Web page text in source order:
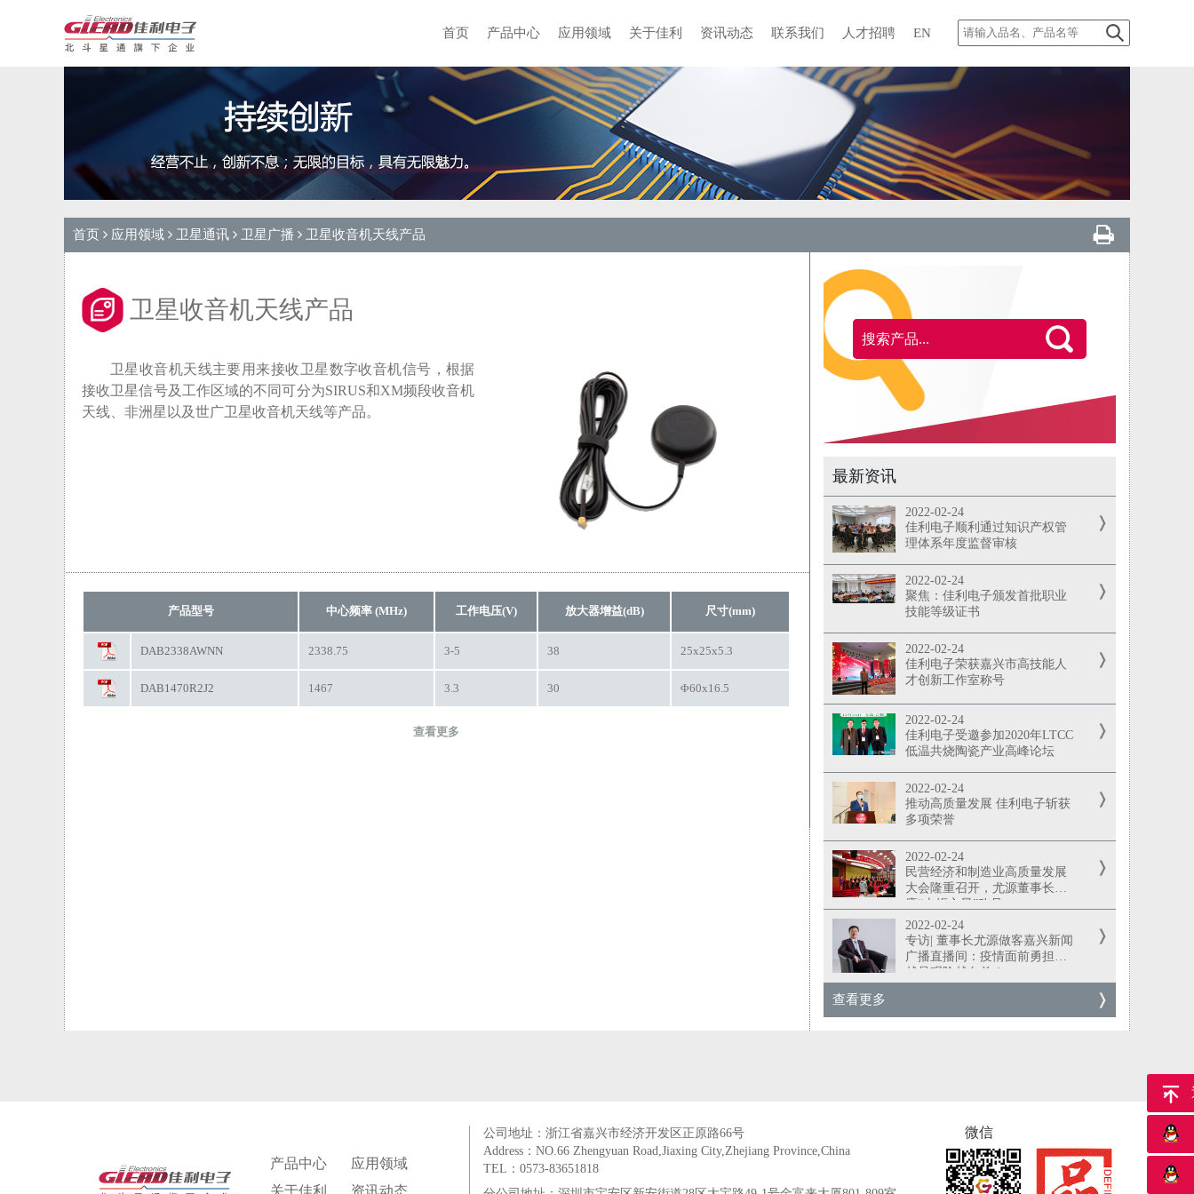
首页 产品中心 应用领域 关于佳利 资讯动态 联系我们 人才招聘 EN
首页 应用领域 卫星通讯 卫星广播 卫星收音机天线产品
卫星收音机天线产品
卫星收音机天线主要用来接收卫星数字收音机信号，根据
接收卫星信号及工作区域的不同可分为SIRUS和XM频段收音机
天线、非洲星以及世广卫星收音机天线等产品。
产品型号 中心频率 (MHz) 工作电压(V) 放大器增益(dB) 尺寸(mm)
DAB2338AWNN 2338.75 3-5 38 25x25x5.3
DAB1470R2J2 1467 3.3 30 Φ60x16.5
查看更多
最新资讯
2022-02-24
佳利电子顺利通过知识产权管
理体系年度监督审核
2022-02-24
聚焦：佳利电子颁发首批职业
技能等级证书
2022-02-24
佳利电子荣获嘉兴市高技能人
才创新工作室称号
2022-02-24
佳利电子受邀参加2020年LTCC
低温共烧陶瓷产业高峰论坛
2022-02-24
推动高质量发展 佳利电子斩获
多项荣誉
2022-02-24
民营经济和制造业高质量发展
大会隆重召开，尤源董事长荣
膺“火炬之星”称号
2022-02-24
专访| 董事长尤源做客嘉兴新闻
广播直播间：疫情面前勇担当
越是艰险越向前！
查看更多
产品中心
应用领域
关于佳利
资讯动态
公司地址：浙江省嘉兴市经济开发区正原路66号
Address：NO.66 Zhengyuan Road,Jiaxing City,Zhejiang Province,China
TEL：0573-83651818
微信